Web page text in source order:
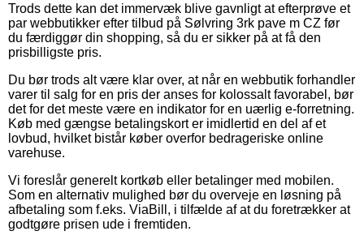
Trods dette kan det immervæk blive gavnligt at efterprøve et
par webbutikker efter tilbud på Sølvring 3rk pave m CZ før
du færdiggør din shopping, så du er sikker på at få den
prisbilligste pris.
Du bør trods alt være klar over, at når en webbutik forhandler
varer til salg for en pris der anses for kolossalt favorabel, bør
det for det meste være en indikator for en uærlig e-forretning.
Køb med gængse betalingskort er imidlertid en del af et
lovbud, hvilket bistår køber overfor bedrageriske online
varehuse.
Vi foreslår generelt kortkøb eller betalinger med mobilen.
Som en alternativ mulighed bør du overveje en løsning på
afbetaling som f.eks. ViaBill, i tilfælde af at du foretrækker at
godtgøre prisen ude i fremtiden.